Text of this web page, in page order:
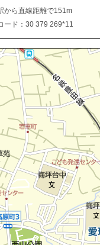
から直線距離で151m
ード：30 379 269*11